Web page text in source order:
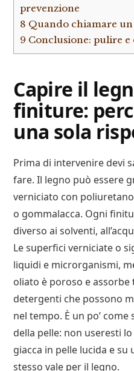
prevenzione
8 Quando chiamare
9 Conclusione: pulire
Capire il
finiture:
una sola
Prima di intervenire devi
fare. Il legno può essere
verniciato con
o gommalacca. Ogni
diverso ai solventi,
Le superfici verniciate o
liquidi e microrganismi,
oliato è poroso e
detergenti che possono
nel tempo. È un po’
della pelle: non useresti
giacca in pelle lucida e su
stesso vale per il legno.